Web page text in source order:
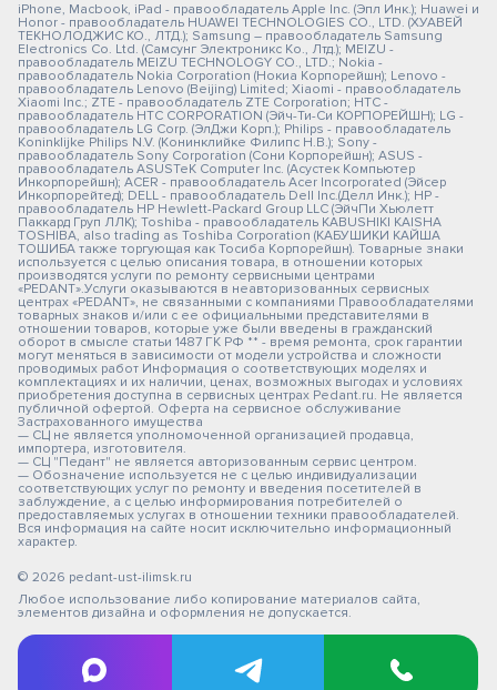
iPhone, Macbook, iPad - правообладатель Apple Inc. (Эпл Инк.); Huawei и
Honor - правообладатель HUAWEI TECHNOLOGIES CO., LTD. (ХУАВЕЙ
ТЕКНОЛОДЖИС КО., ЛТД.); Samsung – правообладатель Samsung
Electronics Co. Ltd. (Самсунг Электроникс Ко., Лтд.); MEIZU -
правообладатель MEIZU TECHNOLOGY CO., LTD.; Nokia -
правообладатель Nokia Corporation (Нокиа Корпорейшн); Lenovo -
правообладатель Lenovo (Beijing) Limited; Xiaomi - правообладатель
Xiaomi Inc.; ZTE - правообладатель ZTE Corporation; HTC -
правообладатель HTC CORPORATION (Эйч-Ти-Си КОРПОРЕЙШН); LG -
правообладатель LG Corp. (ЭлДжи Корп.); Philips - правообладатель
Koninklijke Philips N.V. (Конинклийке Филипс Н.В.); Sony -
правообладатель Sony Corporation (Сони Корпорейшн); ASUS -
правообладатель ASUSTeK Computer Inc. (Асустек Компьютер
Инкорпорейшн); ACER - правообладатель Acer Incorporated (Эйсер
Инкорпорейтед); DELL - правообладатель Dell Inc.(Делл Инк.); HP -
правообладатель HP Hewlett-Packard Group LLC (ЭйчПи Хьюлетт
Паккард Груп ЛЛК); Toshiba - правообладатель KABUSHIKI KAISHA
TOSHIBA, also trading as Toshiba Corporation (КАБУШИКИ КАЙША
ТОШИБА также торгующая как Тосиба Корпорейшн). Товарные знаки
используется с целью описания товара, в отношении которых
производятся услуги по ремонту сервисными центрами
«PEDANT».Услуги оказываются в неавторизованных сервисных
центрах «PEDANT», не связанными с компаниями Правообладателями
товарных знаков и/или с ее официальными представителями в
отношении товаров, которые уже были введены в гражданский
оборот в смысле статьи 1487 ГК РФ ** - время ремонта, срок гарантии
могут меняться в зависимости от модели устройства и сложности
проводимых работ Информация о соответствующих моделях и
комплектациях и их наличии, ценах, возможных выгодах и условиях
приобретения доступна в сервисных центрах Pedant.ru. Не является
публичной офертой. Оферта на сервисное обслуживание
Застрахованного имущества
— СЦ не является уполномоченной организацией продавца,
импортера, изготовителя.
— СЦ "Педант" не является авторизованным сервис центром.
— Обозначение используется не с целью индивидуализации
соответствующих услуг по ремонту и введения посетителей в
заблуждение, а с целью информирования потребителей о
предоставляемых услугах в отношении техники правообладателей.
Вся информация на сайте носит исключительно информационный
характер.
© 2026 pedant-ust-ilimsk.ru
Любое использование либо копирование материалов сайта,
элементов дизайна и оформления не допускается.